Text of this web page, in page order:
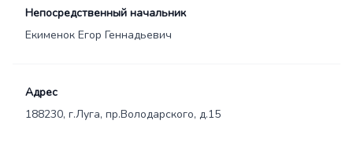
Непосредственный начальник
Екименок Егор Геннадьевич
Адрес
188230, г.Луга, пр.Володарского, д.15